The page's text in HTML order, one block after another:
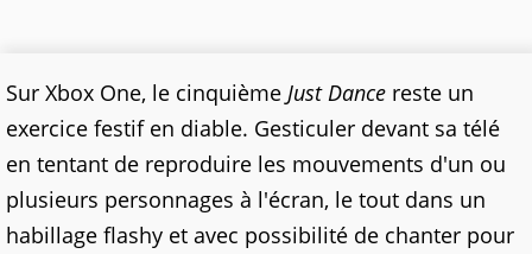
Sur Xbox One, le cinquième Just Dance reste un
exercice festif en diable. Gesticuler devant sa télé
en tentant de reproduire les mouvements d'un ou
plusieurs personnages à l'écran, le tout dans un
habillage flashy et avec possibilité de chanter pour